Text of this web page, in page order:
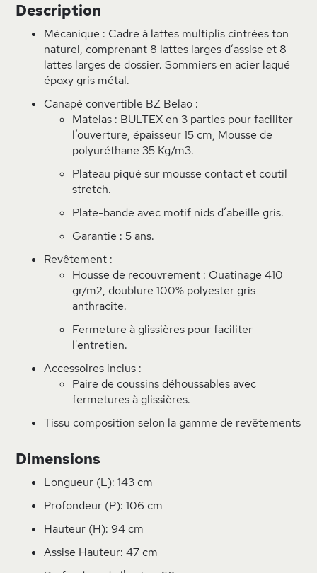
Description
Mécanique : Cadre à lattes multiplis cintrées ton
naturel, comprenant 8 lattes larges d’assise et 8
lattes larges de dossier. Sommiers en acier laqué
époxy gris métal.
Canapé convertible BZ Belao :
Matelas : BULTEX en 3 parties pour faciliter
l’ouverture, épaisseur 15 cm, Mousse de
polyuréthane 35 Kg/m3.
Plateau piqué sur mousse contact et coutil
stretch.
Plate-bande avec motif nids d’abeille gris.
Garantie : 5 ans.
Revêtement :
Housse de recouvrement : Ouatinage 410
gr/m2, doublure 100% polyester gris
anthracite.
Fermeture à glissières pour faciliter
l'entretien.
Accessoires inclus :
Paire de coussins déhoussables avec
fermetures à glissières.
Tissu composition selon la gamme de revêtements
Dimensions
Longueur (L): 143 cm
Profondeur (P): 106 cm
Hauteur (H): 94 cm
Assise Hauteur: 47 cm